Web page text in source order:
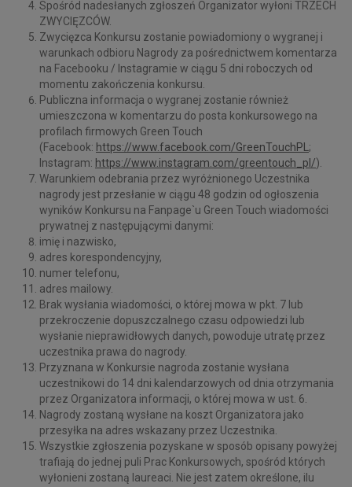
Spośród nadesłanych zgłoszeń Organizator wyłoni TRZECH
ZWYCIĘZCÓW.
Zwycięzca Konkursu zostanie powiadomiony o wygranej i
warunkach odbioru Nagrody za pośrednictwem komentarza
na Facebooku / Instagramie w ciągu 5 dni roboczych od
momentu zakończenia konkursu.
Publiczna informacja o wygranej zostanie również
umieszczona w komentarzu do posta konkursowego na
profilach firmowych Green Touch
(Facebook: https://www.facebook.com/GreenTouchPL ;
Instagram: https://www.instagram.com/greentouch_pl/).
Warunkiem odebrania przez wyróżnionego Uczestnika
nagrody jest przesłanie w ciągu 48 godzin od ogłoszenia
wyników Konkursu na Fanpage`u Green Touch wiadomości
prywatnej z następującymi danymi:
imię i nazwisko,
adres korespondencyjny,
numer telefonu,
adres mailowy.
Brak wysłania wiadomości, o której mowa w pkt. 7 lub
przekroczenie dopuszczalnego czasu odpowiedzi lub
wysłanie nieprawidłowych danych, powoduje utratę przez
uczestnika prawa do nagrody.
Przyznana w Konkursie nagroda zostanie wysłana
uczestnikowi do 14 dni kalendarzowych od dnia otrzymania
przez Organizatora informacji, o której mowa w ust. 6.
Nagrody zostaną wysłane na koszt Organizatora jako
przesyłka na adres wskazany przez Uczestnika.
Wszystkie zgłoszenia pozyskane w sposób opisany powyżej
trafiają do jednej puli Prac Konkursowych, spośród których
wyłonieni zostaną laureaci. Nie jest zatem określone, ilu